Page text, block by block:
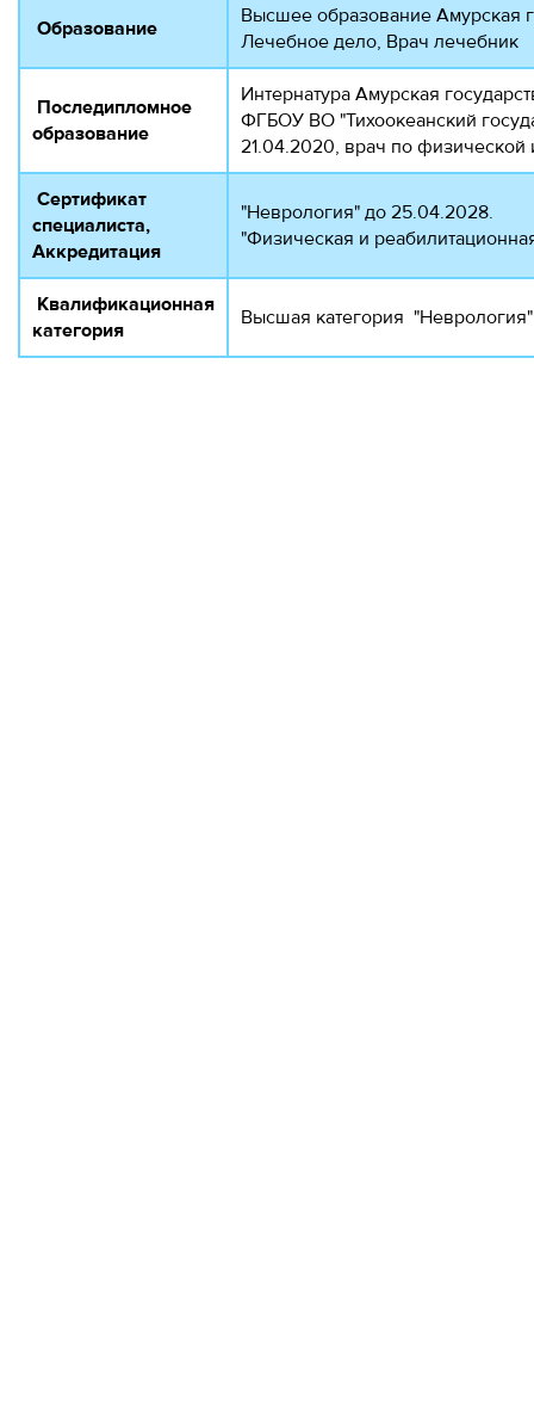
Образование
Высшее образование Амурская
Лечебное дело, Врач лечебник
Последипломное
образование
Интернатура Амурская
ФГБОУ ВО "Тихоокеанский
21.04.2020, врач по
Сертификат
специалиста,
Аккредитация
"Неврология" до 25.04.2028.
"Физическая и
Квалификационная
категория
Высшая категория "Неврология"